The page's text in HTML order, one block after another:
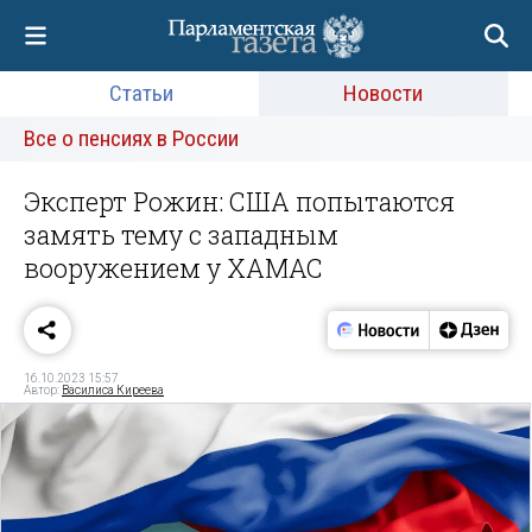
Статьи
Новости
Все о пенсиях в России
Эксперт Рожин: США попытаются
замять тему с западным
вооружением у ХАМАС
16.10.2023 15:57
Автор: Василиса Киреева